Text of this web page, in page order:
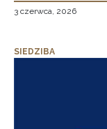
3 czerwca, 2026
SIEDZIBA